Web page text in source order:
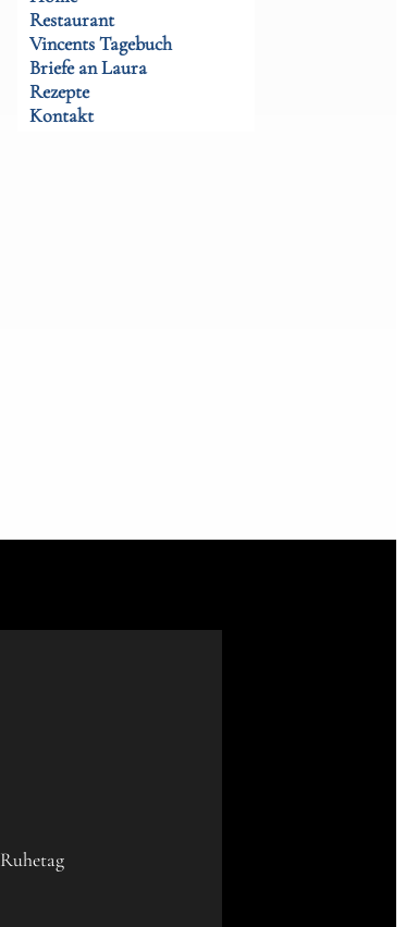
Restaurant
Vincents Tagebuch
Briefe an Laura
Rezepte
Kontakt
Ruhetag